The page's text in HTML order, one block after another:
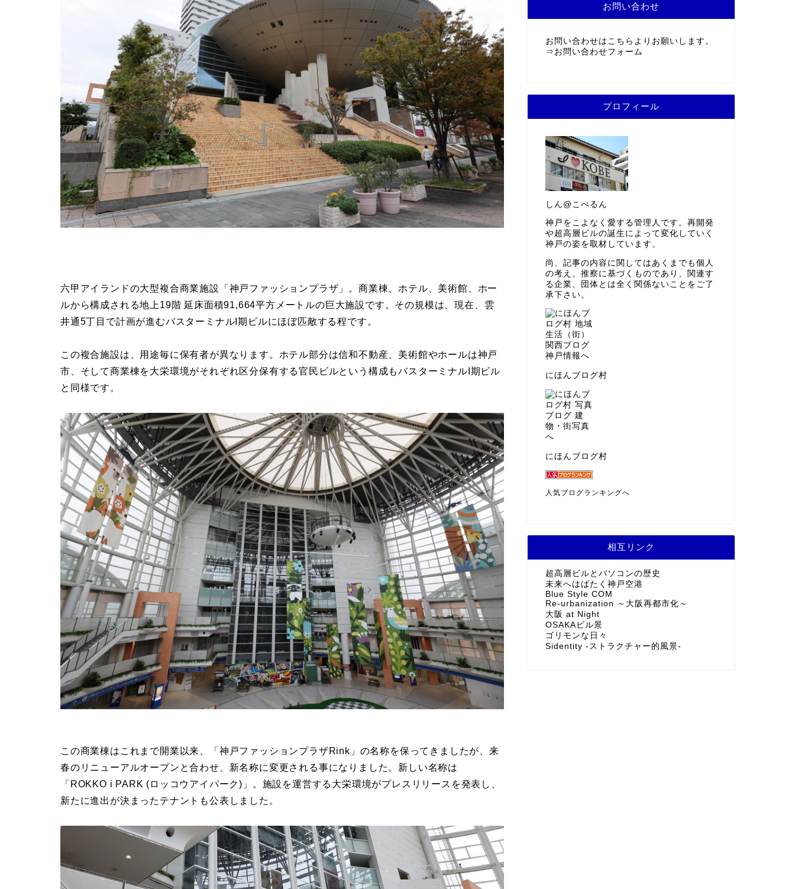
六甲アイランドの大型複合商業施設「神戸ファッションプラザ」。商業棟、ホテル、美術館、ホー
ルから構成される地上19階 延床面積91,664平方メートルの巨大施設です。その規模は、現在、雲
井通5丁目で計画が進むバスターミナルI期ビルにほぼ匹敵する程です。
この複合施設は、用途毎に保有者が異なります。ホテル部分は信和不動産、美術館やホールは神戸
市、そして商業棟を大栄環境がそれぞれ区分保有する官民ビルという構成もバスターミナルI期ビル
と同様です。
この商業棟はこれまで開業以来、「神戸ファッションプラザRink」の名称を保ってきましたが、来
春のリニューアルオープンと合わせ、新名称に変更される事になりました。新しい名称は
「ROKKO i PARK (ロッコウアイパーク)」。施設を運営する大栄環境がプレスリリースを発表し、
新たに進出が決まったテナントも公表しました。
お問い合わせ
お問い合わせはこちらよりお願いします。
⇒ お問い合わせフォーム
プロフィール
しん@こべるん
神戸をこよなく愛する管理人です。再開発
や超高層ビルの誕生によって変化していく
神戸の姿を取材しています。
尚、記事の内容に関してはあくまでも個人
の考え、推察に基づくものであり、関連す
る企業、団体とは全く関係ないことをご了
承下さい。
にほんブログ村
にほんブログ村
人気ブログランキングへ
相互リンク
超高層ビルとパソコンの歴史
未来へはばたく神戸空港
Blue Style COM
Re-urbanization ～大阪再都市化～
大阪 at Night
OSAKAビル景
ゴリモンな日々
Sidentity -ストラクチャー的風景-